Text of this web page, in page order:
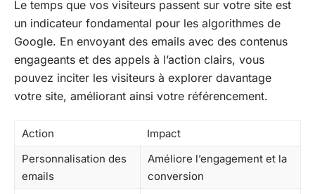
Le temps que vos visiteurs passent sur votre site est
un indicateur fondamental pour les algorithmes de
Google. En envoyant des emails avec des contenus
engageants et des appels à l’action clairs, vous
pouvez inciter les visiteurs à explorer davantage
votre site, améliorant ainsi votre référencement.
Action
Impact
Personnalisation des
emails
Améliore l’engagement et la
conversion